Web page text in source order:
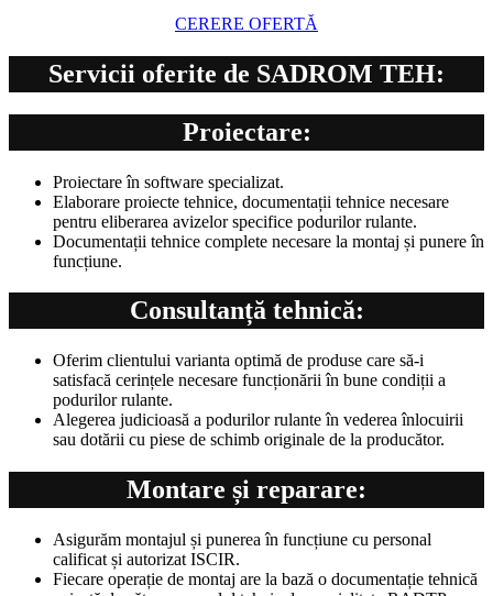
CERERE OFERTĂ
Servicii oferite de SADROM TEH:
Proiectare:
Proiectare în software specializat.
Elaborare proiecte tehnice, documentații tehnice necesare
pentru eliberarea avizelor specifice podurilor rulante.
Documentații tehnice complete necesare la montaj și punere în
funcțiune.
Consultanță tehnică:
Oferim clientului varianta optimă de produse care să-i
satisfacă cerințele necesare funcționării în bune condiții a
podurilor rulante.
Alegerea judicioasă a podurilor rulante în vederea înlocuirii
sau dotării cu piese de schimb originale de la producător.
Montare și reparare:
Asigurăm montajul și punerea în funcțiune cu personal
calificat și autorizat ISCIR.
Fiecare operație de montaj are la bază o documentație tehnică